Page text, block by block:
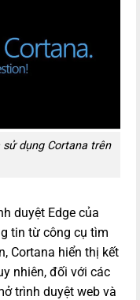
dụng Cortana trên
duyệt Edge của
tin từ công cụ tìm
Cortana hiển thị kết
nhiên, đối với các
trình duyệt web và